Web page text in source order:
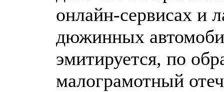
онлайн-сервисах и
дюжинных
эмитируется, по
малограмотный